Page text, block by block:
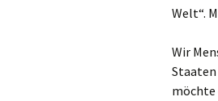
Welt“.
Wir
Staaten
möchte